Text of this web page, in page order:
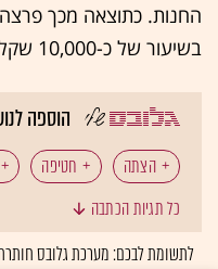
החנות. כתוצאה מכך
בשיעור של כ-10,000 שקל.
הוספה
הצתה חטיפה
מוחמד אבו-חדיר
כל תגיות הכתבה
לתשומת לבכם: מערכת גלובס חותרת